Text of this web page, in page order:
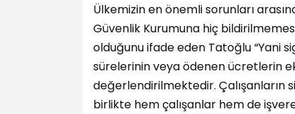
Ülkemizin en önemli sorunları
Güvenlik Kurumuna hiç
olduğunu ifade eden Tatoğlu “Yani
sürelerinin veya ödenen ücretlerin
değerlendirilmektedir. Çalışanların
birlikte hem çalışanlar hem de